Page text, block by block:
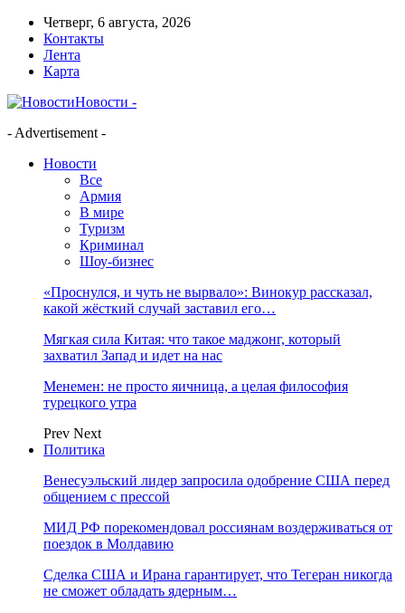
Четверг, 6 августа, 2026
Контакты
Лента
Карта
Новости -
- Advertisement -
Новости
Все
Армия
В мире
Туризм
Криминал
Шоу-бизнес
«Проснулся, и чуть не вырвало»: Винокур рассказал,
какой жёсткий случай заставил его…
Мягкая сила Китая: что такое маджонг, который
захватил Запад и идет на нас
Менемен: не просто яичница, а целая философия
турецкого утра
Prev Next
Политика
Венесуэльский лидер запросила одобрение США перед
общением с прессой
МИД РФ порекомендовал россиянам воздерживаться от
поездок в Молдавию
Сделка США и Ирана гарантирует, что Тегеран никогда
не сможет обладать ядерным…